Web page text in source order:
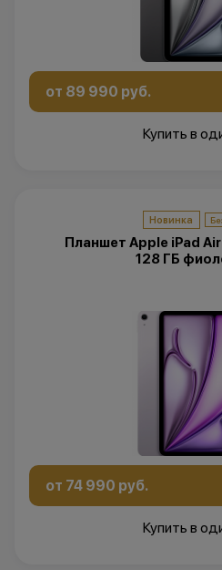
от 89 990 руб.
Купить в
Новинка
Планшет Apple iPad
128 ГБ
от 74 990 руб.
Купить в